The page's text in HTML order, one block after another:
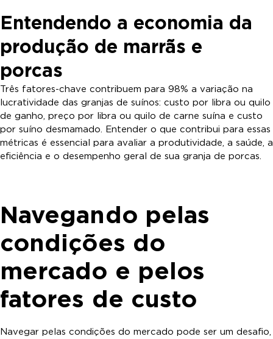
Entendendo a economia da
produção de marrãs e
porcas
Três fatores-chave contribuem para 98% a variação na
lucratividade das granjas de suínos: custo por libra ou quilo
de ganho, preço por libra ou quilo de carne suína e custo
por suíno desmamado. Entender o que contribui para essas
métricas é essencial para avaliar a produtividade, a saúde, a
eficiência e o desempenho geral de sua granja de porcas.
Navegando pelas
condições do
mercado e pelos
fatores de custo
Navegar pelas condições do mercado pode ser um desafio,